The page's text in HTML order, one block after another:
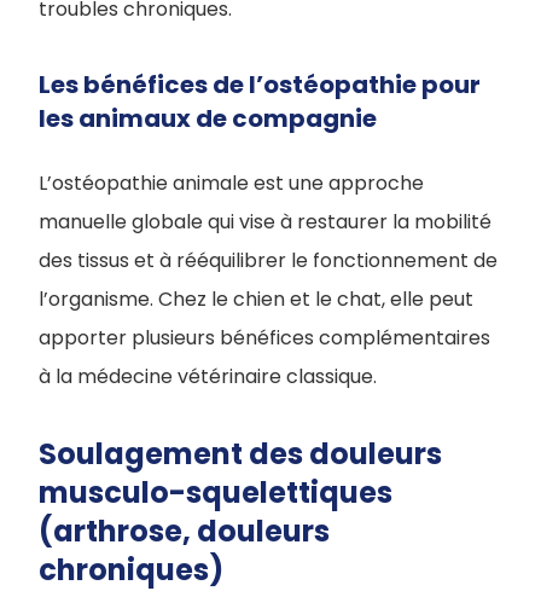
troubles chroniques.
Les bénéfices de l’ostéopathie pour
les animaux de compagnie
L’ostéopathie animale est une approche
manuelle globale qui vise à restaurer la mobilité
des tissus et à rééquilibrer le fonctionnement de
l’organisme. Chez le chien et le chat, elle peut
apporter plusieurs bénéfices complémentaires
à la médecine vétérinaire classique.
Soulagement des douleurs
musculo-squelettiques
(arthrose, douleurs
chroniques)